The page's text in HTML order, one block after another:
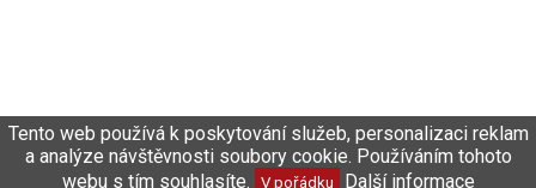
Tento web používá k poskytování služeb, personalizaci reklam
a analýze návštěvnosti soubory cookie. Používáním tohoto
webu s tím souhlasíte.
V pořádku Další informace